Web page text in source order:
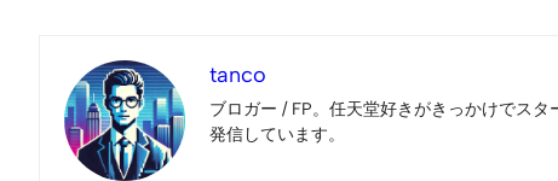
tanco
ブロガー / FP。任天堂好きがきっかけでス
発信しています。